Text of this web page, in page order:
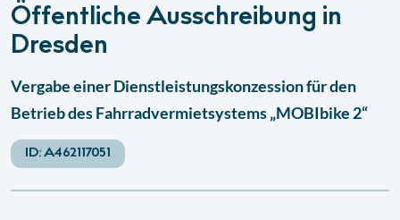
Öffentliche Ausschreibung in
Dresden
Vergabe einer Dienstleistungskonzession für den
Betrieb des Fahrradvermietsystems „MOBIbike 2“
ID:A462117051